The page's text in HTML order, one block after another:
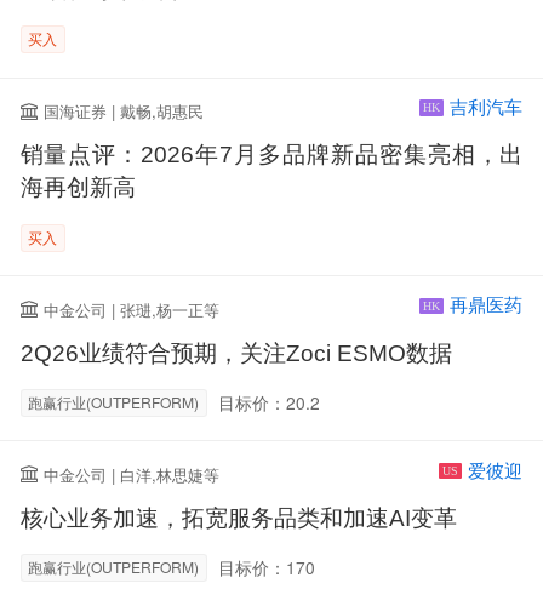
买入
国海证券 | 戴畅,胡惠民 HK 吉利汽车
销量点评：2026年7月多品牌新品密集亮相，出
海再创新高
买入
中金公司 | 张琎,杨一正等 HK 再鼎医药
2Q26业绩符合预期，关注Zoci ESMO数据
跑赢行业(OUTPERFORM) 目标价：20.2
中金公司 | 白洋,林思婕等 US 爱彼迎
核心业务加速，拓宽服务品类和加速AI变革
跑赢行业(OUTPERFORM) 目标价：170